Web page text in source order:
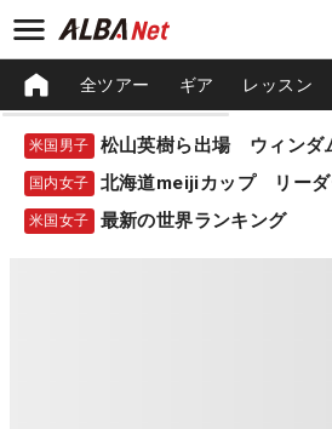
全ツアー ギア レッスン
米国男子
国内女子 北海道meijiカップ リーダ
米国女子 最新の世界ランキング